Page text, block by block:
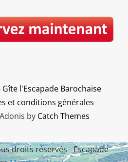
Gîte l'Escapade Barochaise
et conditions générales
Adonis by Catch Themes
droits réservés - Escapade